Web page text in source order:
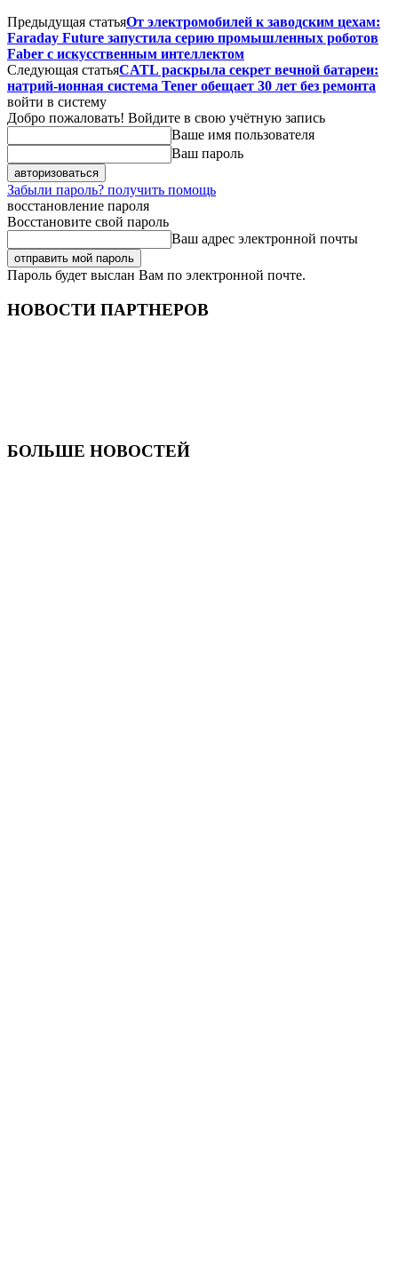
Предыдущая статьяОт электромобилей к заводским цехам:
Faraday Future запустила серию промышленных роботов
Faber с искусственным интеллектом
Следующая статьяCATL раскрыла секрет вечной батареи:
натрий-ионная система Tener обещает 30 лет без ремонта
войти в систему
Добро пожаловать! Войдите в свою учётную запись
Ваше имя пользователя
Ваш пароль
Забыли пароль? получить помощь
восстановление пароля
Восстановите свой пароль
Ваш адрес электронной почты
Пароль будет выслан Вам по электронной почте.
НОВОСТИ ПАРТНЕРОВ
БОЛЬШЕ НОВОСТЕЙ